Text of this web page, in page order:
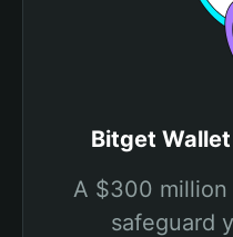
Bitget
A $300
safeguard